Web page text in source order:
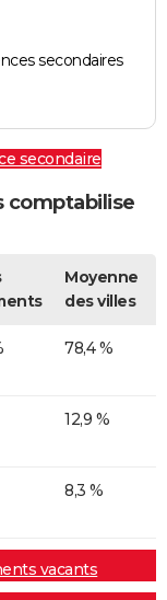
secondaires
secondaire
comptabilise
Moyenne
des villes
78,4 %
12,9 %
8,3 %
vacants